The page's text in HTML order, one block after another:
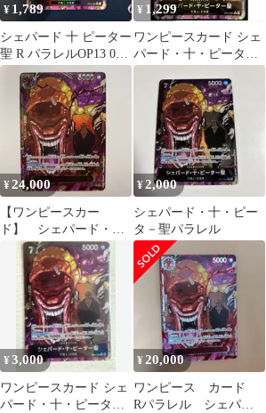
¥ 1,789
シェパード 十 ピーター
聖 R パラレルOP13 084
受け継がれる意志
¥ 1,299
ワンピースカード シェ
パード・十・ピーター
聖 R パラレル
¥24,000
【ワンピースカー
ド】 シェパード・
十・ピーター聖 レッド
パラレル 赤文字
¥2,000
シェパード・十・ピー
タ－聖パラレル
¥3,000
ワンピースカード シェ
パード・十・ピーター
¥20,000
ワンピース カード
Rパラレル シェパー